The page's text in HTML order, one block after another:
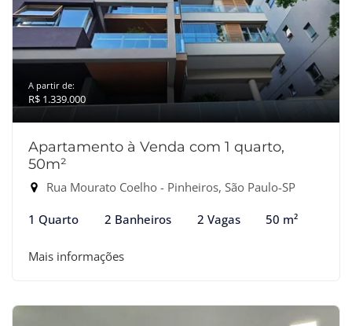
A partir de:
R$ 1.339.000
Apartamento à Venda com 1 quarto,
50m²
Rua Mourato Coelho - Pinheiros, São Paulo-SP
1 Quarto 2 Banheiros 2 Vagas 50 m²
Mais informações